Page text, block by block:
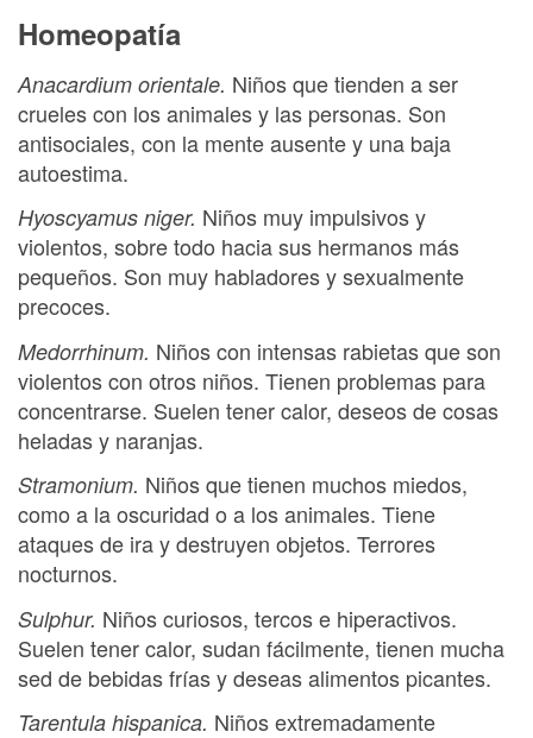
Homeopatía
Anacardium orientale. Niños que tienden a ser
crueles con los animales y las personas. Son
antisociales, con la mente ausente y una baja
autoestima.
Hyoscyamus niger. Niños muy impulsivos y
violentos, sobre todo hacia sus hermanos más
pequeños. Son muy habladores y sexualmente
precoces.
Medorrhinum. Niños con intensas rabietas que son
violentos con otros niños. Tienen problemas para
concentrarse. Suelen tener calor, deseos de cosas
heladas y naranjas.
Stramonium. Niños que tienen muchos miedos,
como a la oscuridad o a los animales. Tiene
ataques de ira y destruyen objetos. Terrores
nocturnos.
Sulphur. Niños curiosos, tercos e hiperactivos.
Suelen tener calor, sudan fácilmente, tienen mucha
sed de bebidas frías y deseas alimentos picantes.
Tarentula hispanica. Niños extremadamente